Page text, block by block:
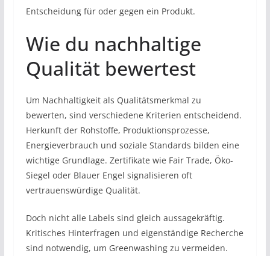
Entscheidung für oder gegen ein Produkt.
Wie du nachhaltige
Qualität bewertest
Um Nachhaltigkeit als Qualitätsmerkmal zu
bewerten, sind verschiedene Kriterien entscheidend.
Herkunft der Rohstoffe, Produktionsprozesse,
Energieverbrauch und soziale Standards bilden eine
wichtige Grundlage. Zertifikate wie Fair Trade, Öko-
Siegel oder Blauer Engel signalisieren oft
vertrauenswürdige Qualität.
Doch nicht alle Labels sind gleich aussagekräftig.
Kritisches Hinterfragen und eigenständige Recherche
sind notwendig, um Greenwashing zu vermeiden.